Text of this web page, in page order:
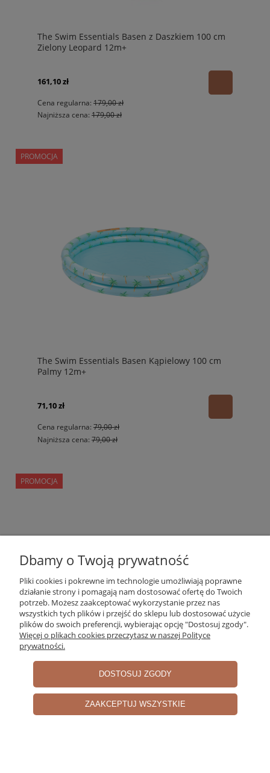
The Swim Essentials Basen z Daszkiem 100 cm
Zielony Leopard 12m+
161,10 zł
Cena regularna: 179,00 zł
Najniższa cena: 179,00 zł
The Swim Essentials Basen Kąpielowy 100 cm
Palmy 12m+
71,10 zł
Cena regularna: 79,00 zł
Najniższa cena: 79,00 zł
PROMOCJA
The Swim Essentials Rękawki do Pływania Safari
2-6 Lat
PROMOCJA
Dbamy o Twoją prywatność
Pliki cookies i pokrewne im technologie umożliwiają poprawne
działanie strony i pomagają nam dostosować ofertę do Twoich
potrzeb. Możesz zaakceptować wykorzystanie przez nas
wszystkich tych plików i przejść do sklepu lub dostosować użycie
plików do swoich preferencji, wybierając opcję "Dostosuj zgody".
Więcej o plikach cookies przeczytasz w naszej Polityce
prywatności.
DOSTOSUJ ZGODY
ZAAKCEPTUJ WSZYSTKIE